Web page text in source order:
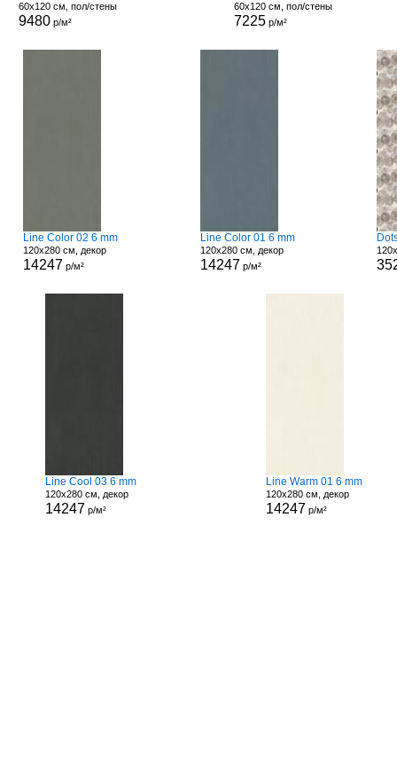
60x120 см, пол/стены
9480р/м²
60x120 см, пол/стены
7225 р/м²
Line Color 02 6 mm
120x280 см, декор
14247 р/м²
Line Color 01 6 mm
120x280 см, декор
14247 р/м²
Line Cool 03 6 mm
120x280 см, декор
14247 р/м²
Line Warm 01 6 mm
120x280 см, декор
14247 р/м²